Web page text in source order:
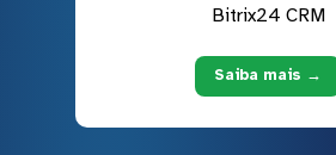
Bitrix24 CRM
Saiba mais →